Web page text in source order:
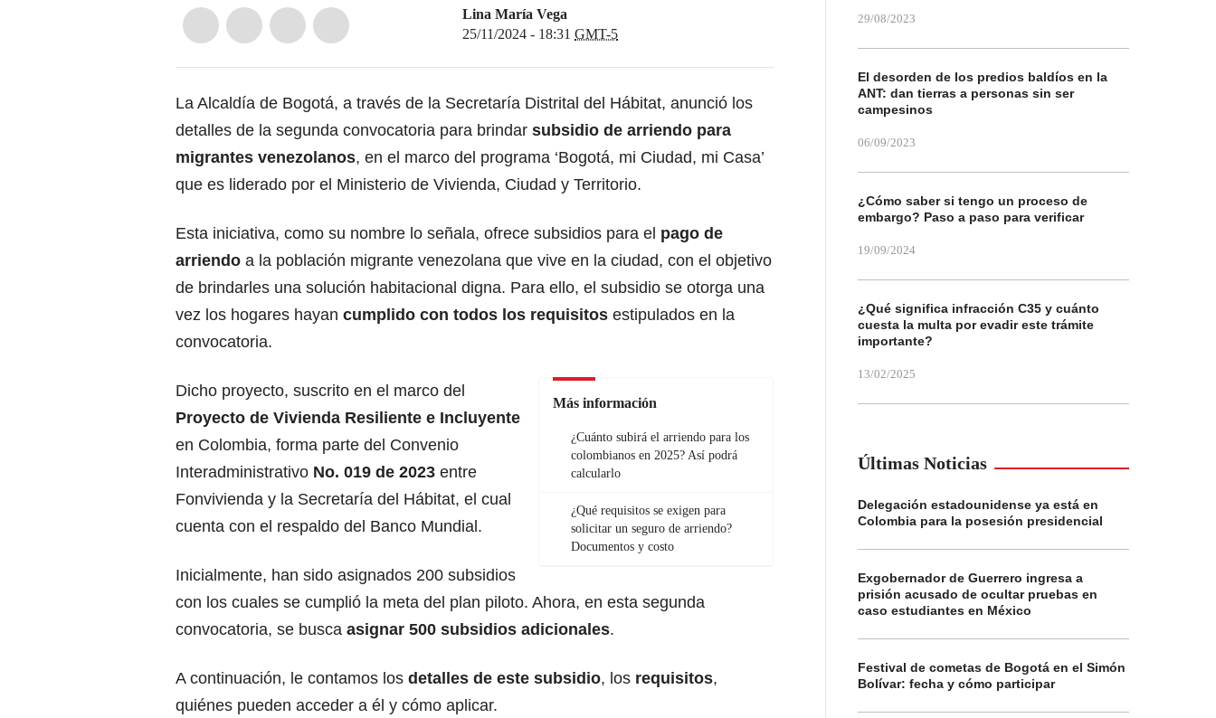
Lina María Vega
25/11/2024 - 18:31 GMT-5
La Alcaldía de Bogotá, a través de la Secretaría Distrital del Hábitat, anunció los
detalles de la segunda convocatoria para brindar subsidio de arriendo para
migrantes venezolanos, en el marco del programa ‘Bogotá, mi Ciudad, mi Casa’
que es liderado por el Ministerio de Vivienda, Ciudad y Territorio.
Esta iniciativa, como su nombre lo señala, ofrece subsidios para el pago de
arriendo a la población migrante venezolana que vive en la ciudad, con el objetivo
de brindarles una solución habitacional digna. Para ello, el subsidio se otorga una
vez los hogares hayan cumplido con todos los requisitos estipulados en la
convocatoria.
Más información
¿Cuánto subirá el arriendo para los
colombianos en 2025? Así podrá
calcularlo
¿Qué requisitos se exigen para
solicitar un seguro de arriendo?
Documentos y costo
Dicho proyecto, suscrito en el marco del
Proyecto de Vivienda Resiliente e Incluyente
en Colombia, forma parte del Convenio
Interadministrativo No. 019 de 2023 entre
Fonvivienda y la Secretaría del Hábitat, el cual
cuenta con el respaldo del Banco Mundial.
Inicialmente, han sido asignados 200 subsidios
con los cuales se cumplió la meta del plan piloto. Ahora, en esta segunda
convocatoria, se busca asignar 500 subsidios adicionales.
A continuación, le contamos los detalles de este subsidio, los requisitos,
quiénes pueden acceder a él y cómo aplicar.
29/08/2023
El desorden de los predios baldíos en la
ANT: dan tierras a personas sin ser
campesinos
06/09/2023
¿Cómo saber si tengo un proceso de
embargo? Paso a paso para verificar
19/09/2024
¿Qué significa infracción C35 y cuánto
cuesta la multa por evadir este trámite
importante?
13/02/2025
Últimas Noticias
Delegación estadounidense ya está en
Colombia para la posesión presidencial
Exgobernador de Guerrero ingresa a
prisión acusado de ocultar pruebas en
caso estudiantes en México
Festival de cometas de Bogotá en el Simón
Bolívar: fecha y cómo participar